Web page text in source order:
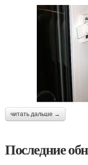
читать дальше →
Последние